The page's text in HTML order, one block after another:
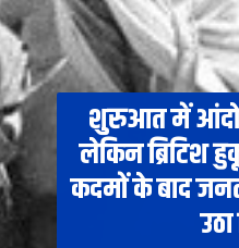
शुरुआत में
लेकिन ब्रिटिश
कदमों के बाद